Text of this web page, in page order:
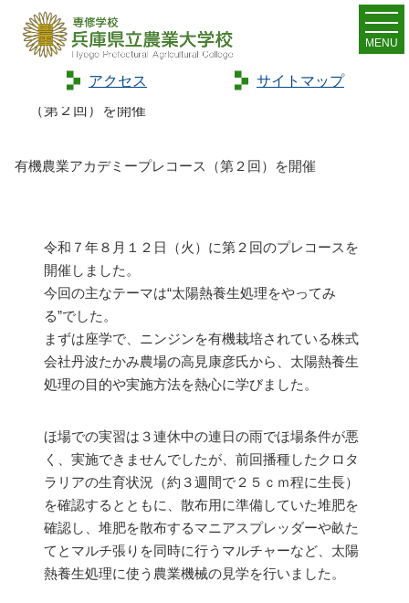
アクセス サイトマップ
MENU
Home> トピックス
有機農業アカデミープレコース
（第２回）を開催
有機農業アカデミープレコース（第２回）を開催
令和７年８月１２日（火）に第２回のプレコースを
開催しました。
今回の主なテーマは“太陽熱養生処理をやってみ
る”でした。
まずは座学で、ニンジンを有機栽培されている株式
会社丹波たかみ農場の高見康彦氏から、太陽熱養生
処理の目的や実施方法を熱心に学びました。
ほ場での実習は３連休中の連日の雨でほ場条件が悪
く、実施できませんでしたが、前回播種したクロタ
ラリアの生育状況（約３週間で２５ｃｍ程に生長）
を確認するとともに、散布用に準備していた堆肥を
確認し、堆肥を散布するマニアスプレッダーや畝た
てとマルチ張りを同時に行うマルチャーなど、太陽
熱養生処理に使う農業機械の見学を行いました。